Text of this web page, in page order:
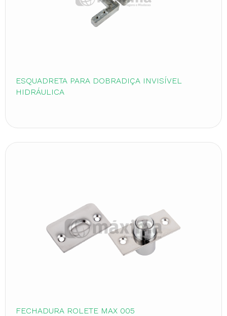
ESQUADRETA PARA DOBRADIÇA INVISÍVEL
HIDRÁULICA
FECHADURA ROLETE MAX 005